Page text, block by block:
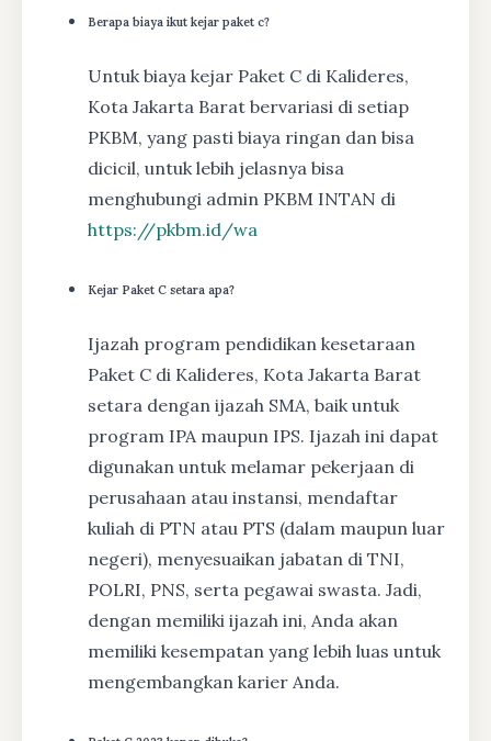
Berapa biaya ikut kejar paket c?
Untuk biaya kejar Paket C di Kalideres,
Kota Jakarta Barat bervariasi di setiap
PKBM, yang pasti biaya ringan dan bisa
dicicil, untuk lebih jelasnya bisa
menghubungi admin PKBM INTAN di
https://pkbm.id/wa
Kejar Paket C setara apa?
Ijazah program pendidikan kesetaraan
Paket C di Kalideres, Kota Jakarta Barat
setara dengan ijazah SMA, baik untuk
program IPA maupun IPS. Ijazah ini dapat
digunakan untuk melamar pekerjaan di
perusahaan atau instansi, mendaftar
kuliah di PTN atau PTS (dalam maupun luar
negeri), menyesuaikan jabatan di TNI,
POLRI, PNS, serta pegawai swasta. Jadi,
dengan memiliki ijazah ini, Anda akan
memiliki kesempatan yang lebih luas untuk
mengembangkan karier Anda.